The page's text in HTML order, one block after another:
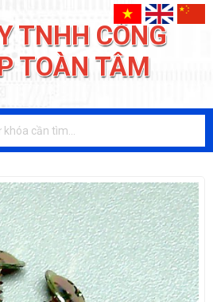
TNHH CÔNG
TOÀN TÂM